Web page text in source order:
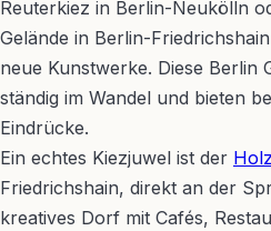
Reuterkiez in Berlin-Neukölln
Gelände in Berlin-
neue Kunstwerke. Diese Berlin
ständig im Wandel und bieten
Eindrücke.
Ein echtes Kiezjuwel ist der
Friedrichshain, direkt an der
kreatives Dorf mit Cafés,